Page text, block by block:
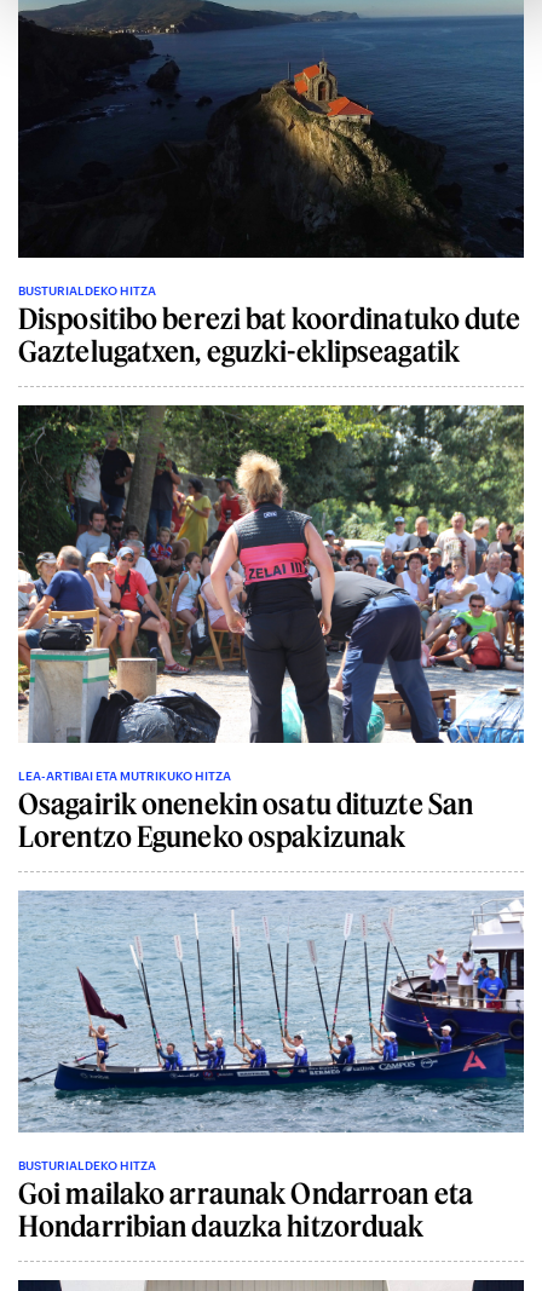
BUSTURIALDEKO HITZA
Dispositibo berezi bat koordinatuko dute
Gaztelugatxen, eguzki-eklipseagatik
LEA-ARTIBAI ETA MUTRIKUKO HITZA
Osagairik onenekin osatu dituzte San
Lorentzo Eguneko ospakizunak
BUSTURIALDEKO HITZA
Goi mailako arraunak Ondarroan eta
Hondarribian dauzka hitzorduak